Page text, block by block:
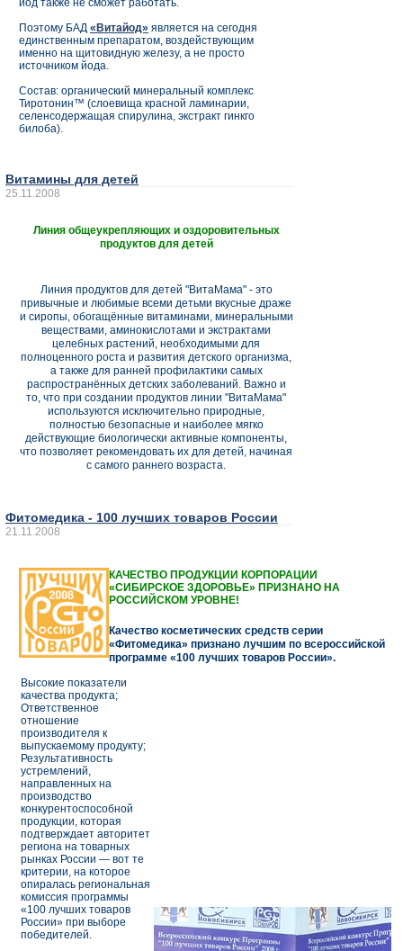
йод также не сможет работать.
Поэтому БАД «Витайод» является на сегодня
единственным препаратом, воздействующим
именно на щитовидную железу, а не просто
источником йода.
Состав: органический минеральный комплекс
Тиротонин™ (слоевища красной ламинарии,
селенсодержащая спирулина, экстракт гинкго
билоба).
Витамины для детей
25.11.2008
Линия общеукрепляющих и оздоровительных
продуктов для детей
Линия продуктов для детей "ВитаМама" - это
привычные и любимые всеми детьми вкусные драже
и сиропы, обогащённые витаминами, минеральными
веществами, аминокислотами и экстрактами
целебных растений, необходимыми для
полноценного роста и развития детского организма,
а также для ранней профилактики самых
распространённых детских заболеваний. Важно и
то, что при создании продуктов линии "ВитаМама"
используются исключительно природные,
полностью безопасные и наиболее мягко
действующие биологически активные компоненты,
что позволяет рекомендовать их для детей, начиная
с самого раннего возраста.
Фитомедика - 100 лучших товаров России
21.11.2008
КАЧЕСТВО ПРОДУКЦИИ КОРПОРАЦИИ
«СИБИРСКОЕ ЗДОРОВЬЕ» ПРИЗНАНО НА
РОССИЙСКОМ УРОВНЕ!
Качество косметических средств серии
«Фитомедика» признано лучшим по всероссийской
программе «100 лучших товаров России».
Высокие показатели
качества продукта;
Ответственное
отношение
производителя к
выпускаемому продукту;
Результативность
устремлений,
направленных на
производство
конкурентоспособной
продукции, которая
подтверждает авторитет
региона на товарных
рынках России — вот те
критерии, на которое
опиралась региональная
комиссия программы
«100 лучших товаров
России» при выборе
победителей.